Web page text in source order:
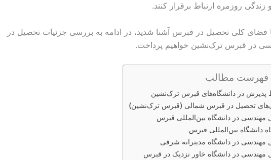
زندگی روزمره ارتباط برقرار کنند.
فضای کلی تحصیل در قبرس آشنا شدید، در ادامه به بررسی جزئیات تحصیل در
در قبرس ترک‌نشین خواهیم پرداخت.
فهرست مطالب
پذیرش در دانشگاه‌های قبرس ترک‌نشین
تحصیل در قبرس شمالی (قبرس ترک‌نشین)
مهندسی در دانشگاه بین‌المللی قبرس
دانشگاه بین‌المللی قبرس
مهندسی در دانشگاه مدیترانه شرقی
مهندسی در دانشگاه خاور نزدیک در قبرس